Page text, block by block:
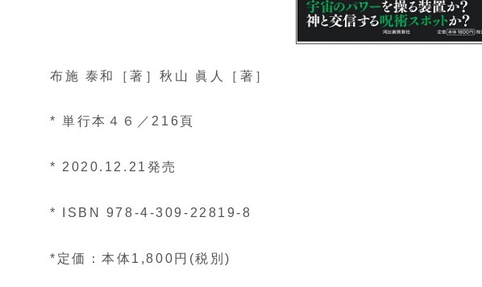
布施 泰和［著］秋山 眞人［著］
* 単行本４６／216頁
* 2020.12.21発売
* ISBN 978-4-309-22819-8
*定価：本体1,800円(税別)